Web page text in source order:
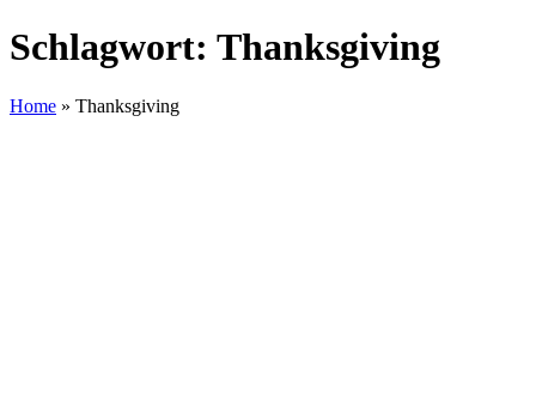
Schlagwort: Thanksgiving
Home » Thanksgiving